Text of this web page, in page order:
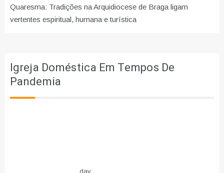
Quaresma: Tradições na Arquidiocese de Braga ligam
vertentes espiritual, humana e turística
Igreja Doméstica Em Tempos De
Pandemia
dav